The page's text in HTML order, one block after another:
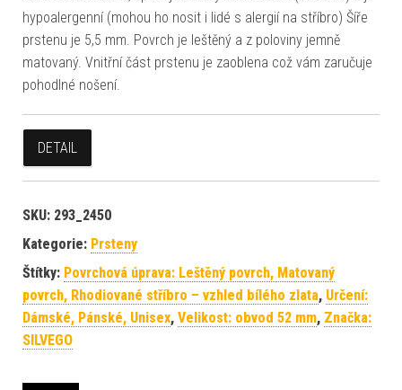
hypoalergenní (mohou ho nosit i lidé s alergií na stříbro) Šíře
prstenu je 5,5 mm. Povrch je leštěný a z poloviny jemně
matovaný. Vnitřní část prstenu je zaoblena což vám zaručuje
pohodlné nošení.
DETAIL
SKU: 293_2450
Kategorie: Prsteny
Štítky: Povrchová úprava: Leštěný povrch, Matovaný
povrch, Rhodiované stříbro – vzhled bílého zlata, Určení:
Dámské, Pánské, Unisex, Velikost: obvod 52 mm, Značka:
SILVEGO